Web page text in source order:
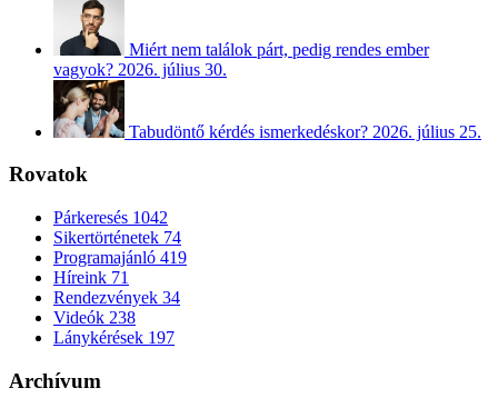
Miért nem találok párt, pedig rendes ember
vagyok? 2026. július 30.
Tabudöntő kérdés ismerkedéskor? 2026. július 25.
Rovatok
Párkeresés 1042
Sikertörténetek 74
Programajánló 419
Híreink 71
Rendezvények 34
Videók 238
Lánykérések 197
Archívum